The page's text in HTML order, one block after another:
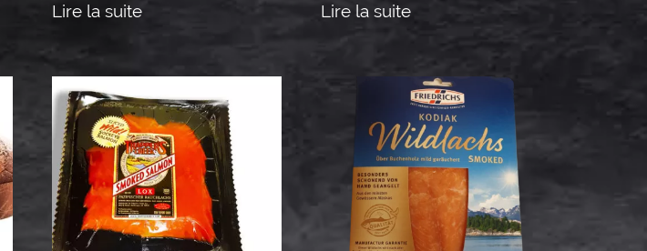
Lire la suite Lire la suite